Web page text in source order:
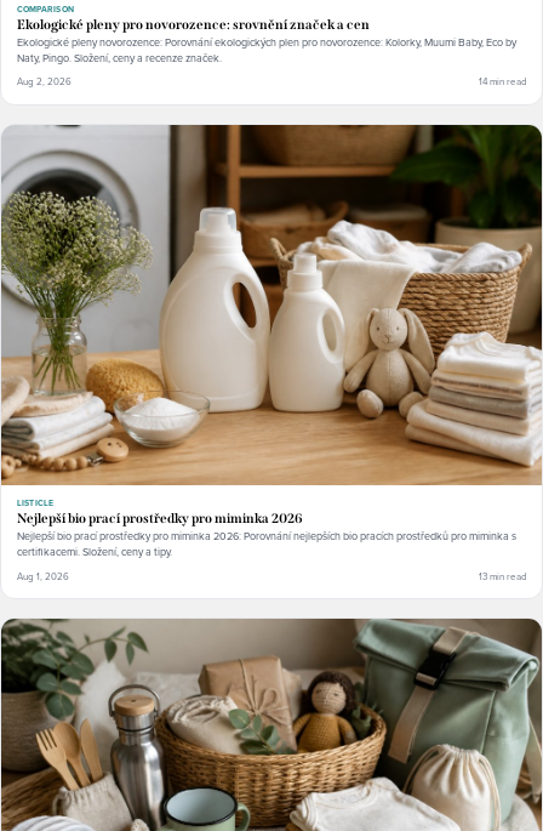
COMPARISON
Ekologické pleny pro novorozence: srovnění značek a cen
Ekologické pleny novorozence: Porovnání ekologických plen pro novorozence: Kolorky, Muumi Baby, Eco by
Naty, Pingo. Složení, ceny a recenze značek.
Aug 2, 2026 14 min read
LISTICLE
Nejlepší bio prací prostředky pro miminka 2026
Nejlepší bio prací prostředky pro miminka 2026: Porovnání nejlepších bio pracích prostředků pro miminka s
certifikacemi. Složení, ceny a tipy.
Aug 1, 2026 13 min read